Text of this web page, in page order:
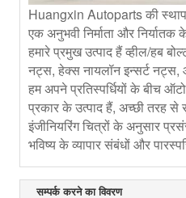
Huangxin Autoparts की
एक अनुभवी निर्माता और
हमारे प्रमुख उत्पाद हैं व्हील/हब
नट्स, हेक्स नायलॉन इन्सर्ट
हम अपने प्रतिस्पर्धियों के बीच
प्रकार के उत्पाद हैं, अच्छी तरह से
इंजीनियरिंग चित्रों के अनुसार
भविष्य के व्यापार संबंधों और
सम्पर्क करने का विवरण